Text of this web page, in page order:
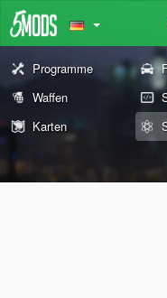
Programme
Waffen
Karten